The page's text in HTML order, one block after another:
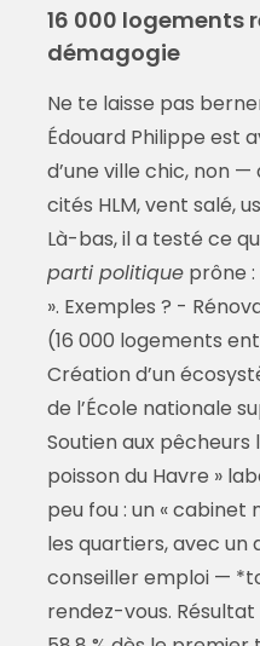
16 000 logements
démagogie
Ne te laisse pas
Édouard Philippe est
d’une ville chic, non
cités HLM, vent salé,
Là-bas, il a testé ce
parti politiqueprône :
». Exemples ? -
(16 000 logements
Création d’un
de l’École nationale
Soutien aux pêcheurs
poisson du Havre »
peu fou : un « cabinet
les quartiers, avec un
conseiller emploi —
rendez-vous. Résultat